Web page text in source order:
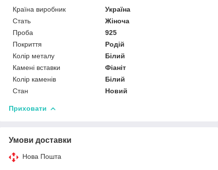
Країна виробник
Україна
Стать
Жіноча
Проба
925
Покриття
Родій
Колір металу
Білий
Камені вставки
Фіаніт
Колір каменів
Білий
Стан
Новий
Приховати
Умови доставки
Нова Пошта